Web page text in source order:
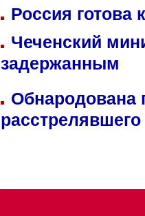
Россия готова
Чеченский
задержанным
Обнародована